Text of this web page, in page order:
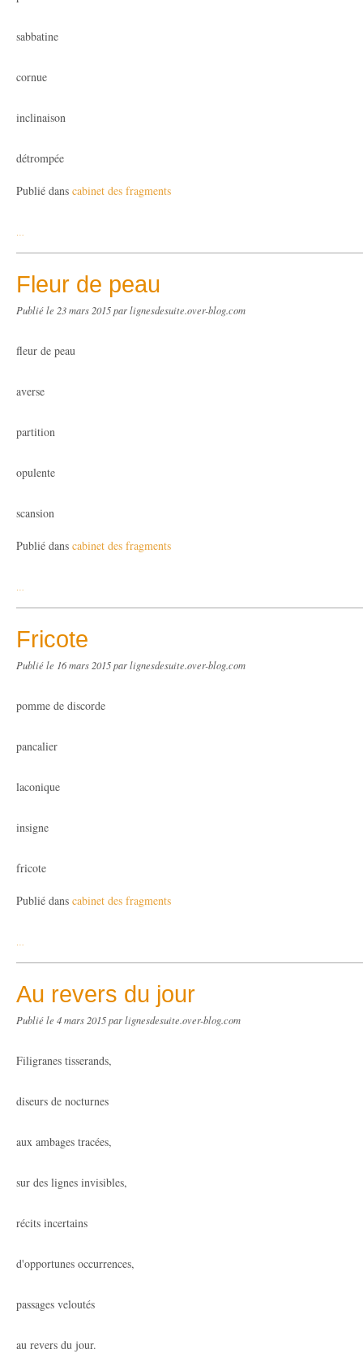
sabbatine
cornue
inclinaison
détrompée
Publié dans cabinet des fragments
…
Fleur de peau
Publié le 23 mars 2015par lignesdesuite.over-blog.com
fleur de peau
averse
partition
opulente
scansion
Publié dans cabinet des fragments
…
Fricote
Publié le 16 mars 2015par lignesdesuite.over-blog.com
pomme de discorde
pancalier
laconique
insigne
fricote
Publié dans cabinet des fragments
…
Au revers du jour
Publié le 4 mars 2015par lignesdesuite.over-blog.com
Filigranes tisserands,
diseurs de nocturnes
aux ambages tracées,
sur des lignes invisibles,
récits incertains
d'opportunes occurrences,
passages veloutés
au revers du jour.